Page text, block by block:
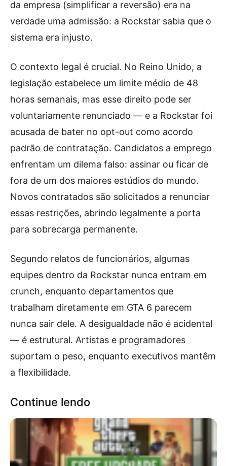
da empresa (simplificar a reversão) era na
verdade uma admissão: a Rockstar sabia que o
sistema era injusto.
O contexto legal é crucial. No Reino Unido, a
legislação estabelece um limite médio de 48
horas semanais, mas esse direito pode ser
voluntariamente renunciado — e a Rockstar foi
acusada de bater no opt-out como acordo
padrão de contratação. Candidatos a emprego
enfrentam um dilema falso: assinar ou ficar de
fora de um dos maiores estúdios do mundo.
Novos contratados são solicitados a renunciar
essas restrições, abrindo legalmente a porta
para sobrecarga permanente.
Segundo relatos de funcionários, algumas
equipes dentro da Rockstar nunca entram em
crunch, enquanto departamentos que
trabalham diretamente em GTA 6 parecem
nunca sair dele. A desigualdade não é acidental
— é estrutural. Artistas e programadores
suportam o peso, enquanto executivos mantêm
a flexibilidade.
Continue lendo